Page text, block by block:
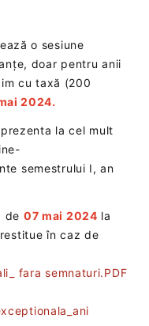
o sesiune
doar pentru anii
cu taxă (200
2024.
la cel mult
semestrului I, an
de 07 mai 2024 la
în caz de
fara semnaturi.PDF